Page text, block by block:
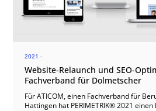
2021 -
Website-Relaunch und SEO-
Fachverband für Dolmetscher
Für ATICOM, einen Fachverband für
Hattingen hat PERIMETRIK® 2021